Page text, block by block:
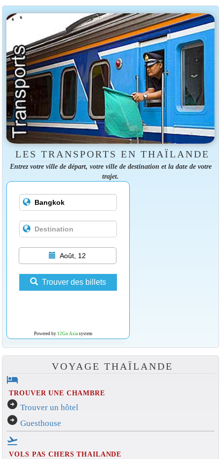
LES TRANSPORTS EN THAÏLANDE
Entrez votre ville de départ, votre ville de destination et la date de votre
trajet.
Août, 12
Trouver des billets
Powered by 12Go Asiasystem
VOYAGE THAÏLANDE
hotel
TROUVER UNE CHAMBRE
arrow_circle_right Trouver un hôtel
arrow_circle_right Guesthouse
flight_takeoff
VOLS PAS CHERS THAILANDE